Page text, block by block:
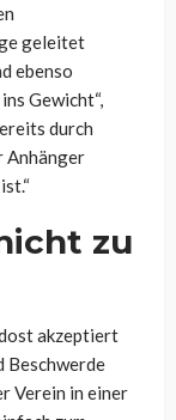
geleitet
ebenso
Gewicht“,
durch
Anhänger
zu
akzeptiert
Beschwerde
Verein in einer